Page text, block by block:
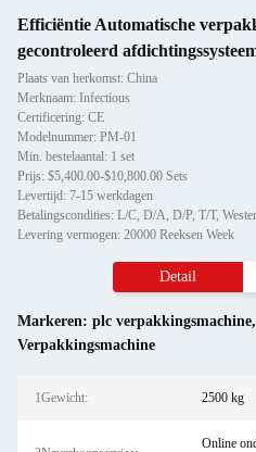
Efficiëntie Automatische
gecontroleerd
Plaats van herkomst: China
Merknaam: Infectious
Certificering: CE
Modelnummer: PM-01
Min. bestelaantal: 1 set
Prijs: $5,400.00-$10,800.00 Sets
Levertijd: 7-15 werkdagen
Betalingscondities: L/C, D/A, D/P, T/T,
Levering vermogen: 20000 Reeksen Week
Detail
Markeren: plc verpakkingsmachine,
Verpakkingsmachine
1Gewicht: 2500 kg
Online